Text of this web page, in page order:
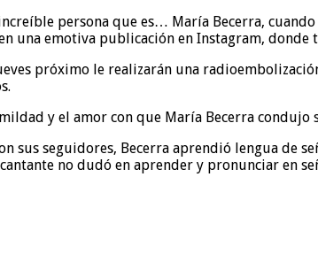
persona que es… María Becerra,
una emotiva publicación en Instagram,
próximo le realizarán una
y el amor con que María Becerra
sus seguidores, Becerra aprendió lengua de
no dudó en aprender y pronunciar en